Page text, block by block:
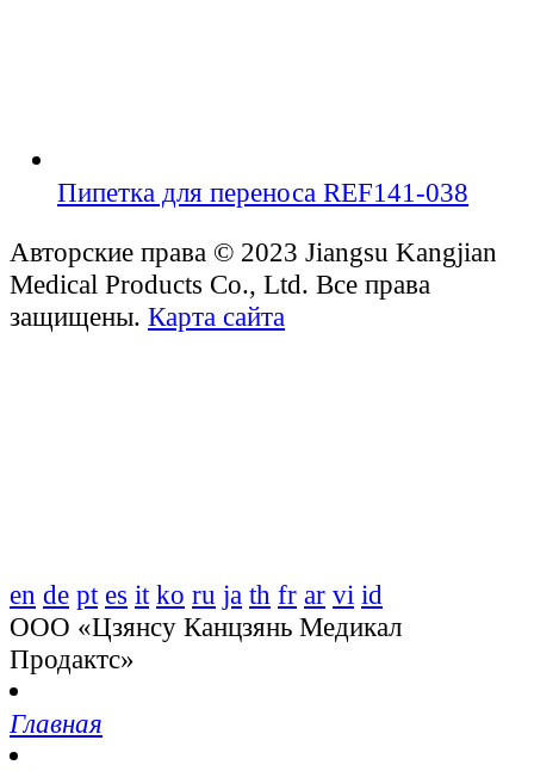
Пипетка для переноса REF141-038
Авторские права © 2023 Jiangsu Kangjian
Medical Products Co., Ltd. Все права
защищены. Карта сайта
en de pt es it ko ru ja th fr ar vi id
ООО «Цзянсу Канцзянь Медикал
Продактс»
Главная